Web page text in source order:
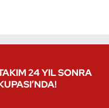
24 YIL SONRA